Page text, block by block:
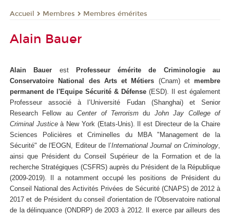
Accueil Membres Membres émérites
Alain Bauer
Alain Bauer est Professeur émérite de Criminologie au
Conservatoire National des Arts et Métiers (Cnam) et membre
permanent de l'Equipe Sécurité & Défense (ESD). Il est également
Professeur associé à l’Université Fudan (Shanghai) et Senior
Research Fellow auCenter of Terrorism du John Jay College of
Criminal Justiceà New York (Etats-Unis). Il est Directeur de la Chaire
Sciences Policières et Criminelles du MBA "Management de la
Sécurité" de l'EOGN, Editeur de l’International Journal on Criminology
ainsi que Président du Conseil Supérieur de la Formation et de la
recherche Stratégiques (CSFRS) auprès du Président de la République
(2009-2019). Il a notamment occupé les positions de Président du
Conseil National des Activités Privées de Sécurité (CNAPS) de 2012 à
2017 et de Président du conseil d'orientation de l'Observatoire national
de la délinquance (ONDRP) de 2003 à 2012. Il exerce par ailleurs des